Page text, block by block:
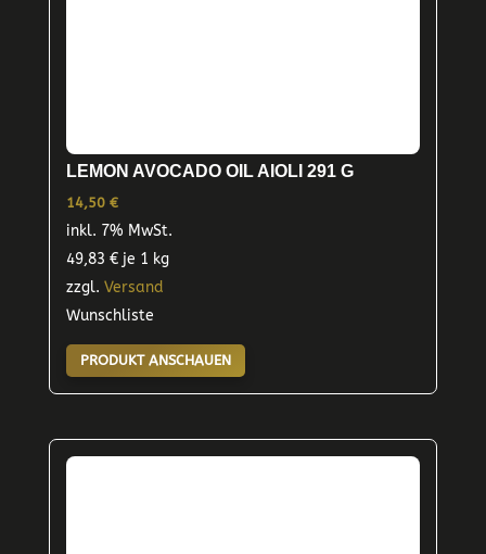
LEMON AVOCADO OIL AIOLI 291 G
14,50 €
inkl. 7% MwSt.
49,83 €je 1 kg
zzgl. Versand
Wunschliste
PRODUKT ANSCHAUEN